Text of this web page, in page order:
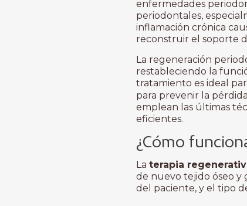
enfermedades
periodontales,
inflamación crónica
reconstruir el soporte
La regeneración
restableciendo la
tratamiento es ideal
para prevenir la
emplean las últimas
eficientes.
¿Cómo
La terapia
de nuevo tejido óseo y
del paciente, y el tipo